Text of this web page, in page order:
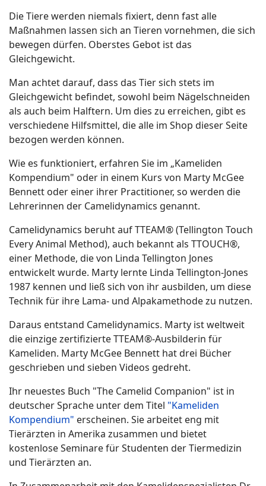
Die Tiere werden niemals fixiert, denn fast alle
Maßnahmen lassen sich an Tieren vornehmen, die sich
bewegen dürfen. Oberstes Gebot ist das
Gleichgewicht.
Man achtet darauf, dass das Tier sich stets im
Gleichgewicht befindet, sowohl beim Nägelschneiden
als auch beim Halftern. Um dies zu erreichen, gibt es
verschiedene Hilfsmittel, die alle im Shop dieser Seite
bezogen werden können.
Wie es funktioniert, erfahren Sie im „Kameliden
Kompendium" oder in einem Kurs von Marty McGee
Bennett oder einer ihrer Practitioner, so werden die
Lehrerinnen der Camelidynamics genannt.
Camelidynamics beruht auf TTEAM® (Tellington Touch
Every Animal Method), auch bekannt als TTOUCH®,
einer Methode, die von Linda Tellington Jones
entwickelt wurde. Marty lernte Linda Tellington-Jones
1987 kennen und ließ sich von ihr ausbilden, um diese
Technik für ihre Lama- und Alpakamethode zu nutzen.
Daraus entstand Camelidynamics. Marty ist weltweit
die einzige zertifizierte TTEAM®-Ausbilderin für
Kameliden. Marty McGee Bennett hat drei Bücher
geschrieben und sieben Videos gedreht.
Ihr neuestes Buch "The Camelid Companion" ist in
deutscher Sprache unter dem Titel "Kameliden
Kompendium" erscheinen. Sie arbeitet eng mit
Tierärzten in Amerika zusammen und bietet
kostenlose Seminare für Studenten der Tiermedizin
und Tierärzten an.